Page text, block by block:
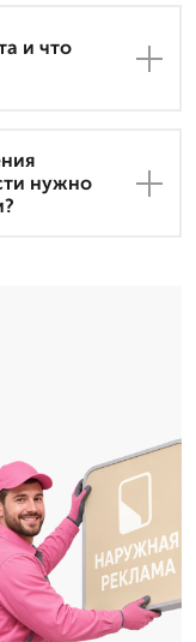
и что
нужно